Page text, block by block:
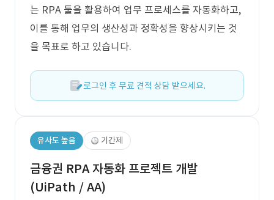
는 RPA 툴을 활용하여 업무 프로세스를 자동화하고,
이를 통해 업무의 생산성과 정확성을 향상시키는 것
을 목표로 하고 있습니다.
로그인 후 무료 견적 상담 받으세요.
유사도 높음 기간제
금융권 RPA 자동화 프로젝트 개발
(UiPath / AA)